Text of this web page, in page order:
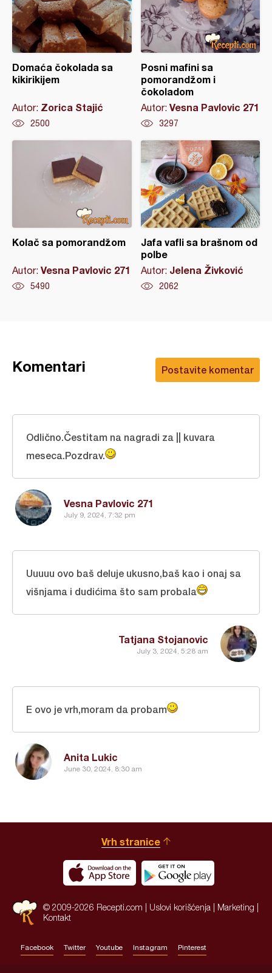
Domaća čokolada sa
kikirikijem
Autor: Zorica Stajić
2500
Posni mafini sa
pomorandžom i
čokoladom
Autor: Vesna Pavlovic 271
3297
Kolač sa pomorandžom
Autor: Vesna Pavlovic 271
5490
Jafa vafli sa brašnom od
polbe
Autor: Jelena Živković
2062
Postavite komentar
Komentari
Vesna Pavlovic 271
July 9, 2024, 7:32 pm
Odlično.Čestitam na nagradi za || kuvara
meseca.Pozdrav.
Tatjana Stojanovic
July 3, 2024, 5:28 am
Uuuuu ovo baš deluje ukusno,baš kao i onaj sa
višnjama i dudićima što sam probala
Anita Lukic
June 30, 2024, 8:30 am
E ovo je vrh,moram da probam
Vrh stranice
© 2009-2026 Recepti.com | Uslovi korišćenja Marketing
Kontakt
Facebook Twitter Youtube Instagram Pinterest